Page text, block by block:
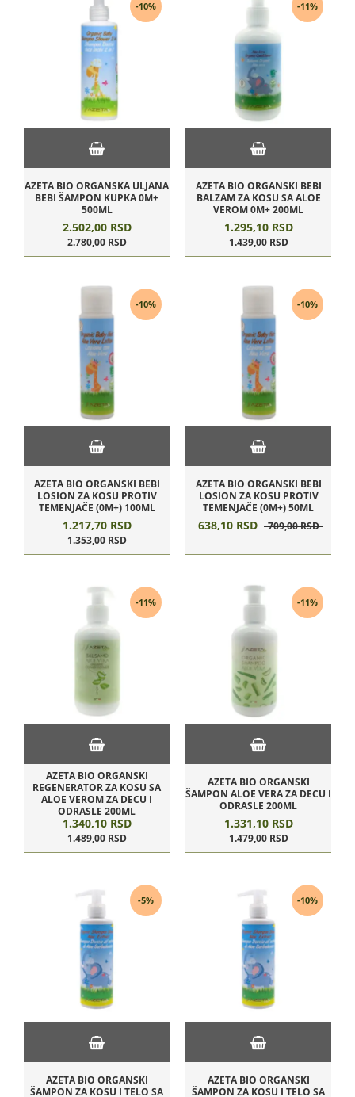
-10%
AZETA BIO ORGANSKA ULJANA
BEBI ŠAMPON KUPKA 0M+
500ML
2.502,00 RSD
2.780,00RSD
-11%
AZETA BIO ORGANSKI BEBI
BALZAM ZA KOSU SA ALOE
VEROM 0M+ 200ML
1.295,10 RSD
1.439,00RSD
-10%
AZETA BIO ORGANSKI BEBI
LOSION ZA KOSU PROTIV
TEMENJAČE (0M+) 100ML
1.217,70 RSD
1.353,00RSD
-10%
AZETA BIO ORGANSKI BEBI
LOSION ZA KOSU PROTIV
TEMENJAČE (0M+) 50ML
638,10 RSD 709,00RSD
-11%
AZETA BIO ORGANSKI
REGENERATOR ZA KOSU SA
ALOE VEROM ZA DECU I
ODRASLE 200ML
1.340,10 RSD
1.489,00RSD
-11%
AZETA BIO ORGANSKI
ŠAMPON ALOE VERA ZA DECU I
ODRASLE 200ML
1.331,10 RSD
1.479,00RSD
-5%
AZETA BIO ORGANSKI
ŠAMPON ZA KOSU I TELO SA
-10%
AZETA BIO ORGANSKI
ŠAMPON ZA KOSU I TELO SA